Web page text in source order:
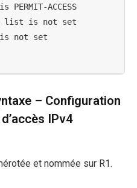
PERMIT-ACCESS
list is not set
not set
– Configuration
IPv4
et nommée sur R1.